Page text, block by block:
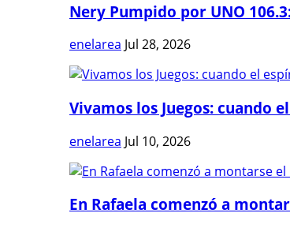
Nery Pumpido por UNO
enelarea Jul 28, 2026
Vivamos los Juegos: cuando
enelarea Jul 10, 2026
En Rafaela comenzó a